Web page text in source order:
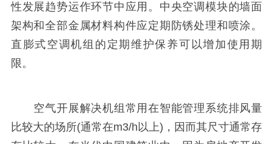
性发展趋势运作环节中应用。中央空调模块的墙面
架构和全部金属材料构件应定期防锈处理和喷涂。
直膨式空调机组的定期维护保养可以增加使用期
限。
空气开展解决机组常用在智能管理系统排风量
比较大的场所(通常在m3/h以上)，因而其尺寸通常存